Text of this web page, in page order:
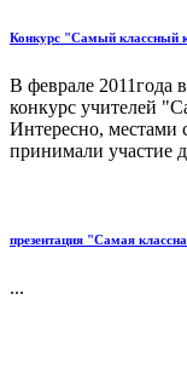
Конкурс "Самый классный
В феврале 2011года
конкурс учителей
Интересно,
принимали участие
презентация "Самая
...